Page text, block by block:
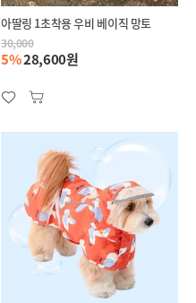
아딸링 1초착용 우비 베이직 망토
30,000
5%28,600원